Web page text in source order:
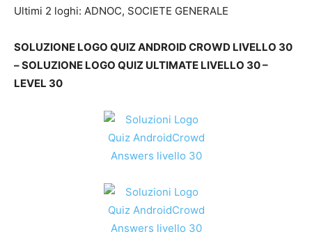
Ultimi 2 loghi: ADNOC, SOCIETE GENERALE
SOLUZIONE LOGO QUIZ ANDROID CROWD LIVELLO 30
– SOLUZIONE LOGO QUIZ ULTIMATE LIVELLO 30 –
LEVEL 30